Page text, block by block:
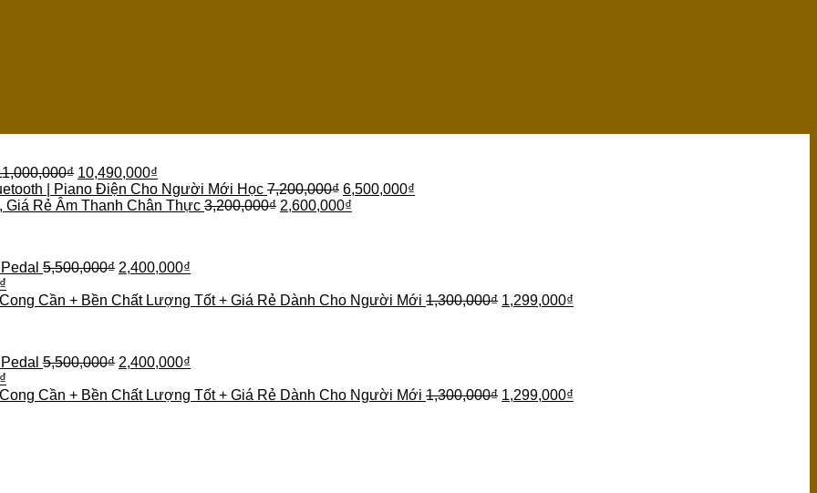
₫ 10,490,000₫
| Piano Điện Cho Người Mới Học 7,200,000₫ 6,500,000₫
Giá Rẻ Âm Thanh Chân Thực 3,200,000₫ 2,600,000₫
5,500,000₫ 2,400,000₫
₫
Cần + Bền Chất Lượng Tốt + Giá Rẻ Dành Cho Người Mới 1,300,000₫ 1,299,000₫
5,500,000₫ 2,400,000₫
₫
Cần + Bền Chất Lượng Tốt + Giá Rẻ Dành Cho Người Mới 1,300,000₫ 1,299,000₫